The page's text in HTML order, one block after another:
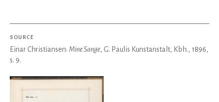
SOURCE
Einar Christiansen: Mine Sange, G. Paulis Kunstanstalt, Kbh., 1896,
s. 9.